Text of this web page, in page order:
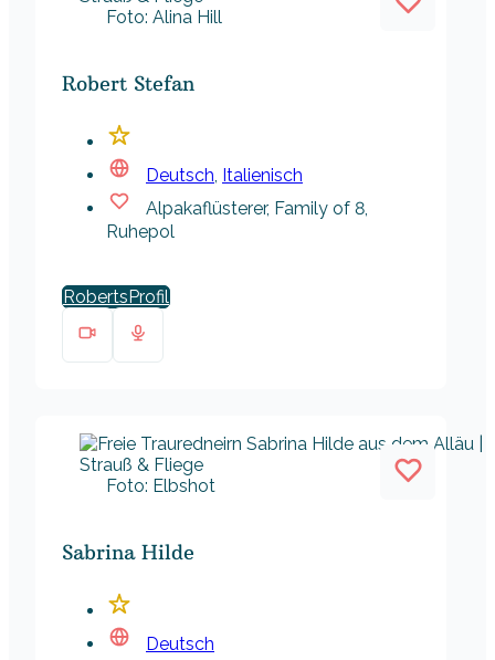
Foto: Alina Hill
Robert Stefan
Deutsch, Italienisch
Alpakaflüsterer, Family of 8,
Ruhepol
Roberts
Foto: Elbshot
Sabrina Hilde
Deutsch